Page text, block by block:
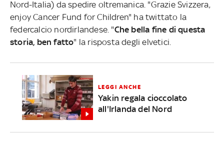
Nord-Italia) da spedire oltremanica. "Grazie Svizzera,
enjoy Cancer Fund for Children" ha twittato la
federcalcio nordirlandese. "Che bella fine di questa
storia, ben fatto" la risposta degli elvetici.
LEGGI ANCHE
Yakin regala cioccolato
all'Irlanda del Nord